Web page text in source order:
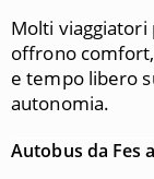
Molti
offrono comfort,
e tempo libero
autonomia.
Autobus da Fes